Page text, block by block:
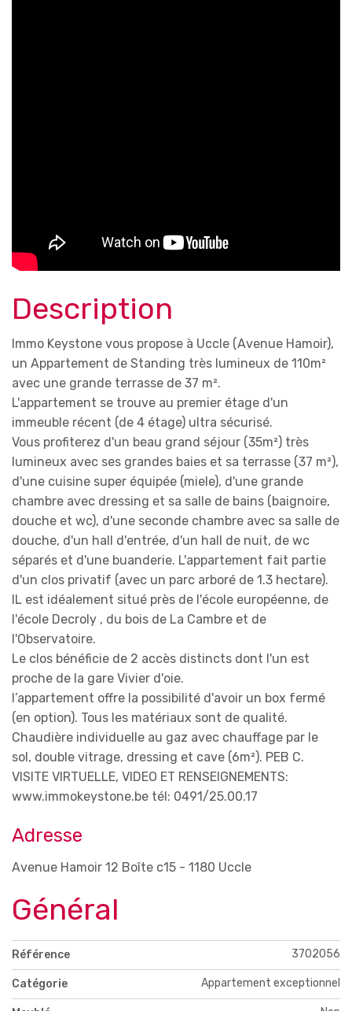
Description
Immo Keystone vous propose à Uccle (Avenue Hamoir),
un Appartement de Standing très lumineux de 110m²
avec une grande terrasse de 37 m².
L'appartement se trouve au premier étage d'un
immeuble récent (de 4 étage) ultra sécurisé.
Vous profiterez d'un beau grand séjour (35m²) très
lumineux avec ses grandes baies et sa terrasse (37 m²),
d'une cuisine super équipée (miele), d'une grande
chambre avec dressing et sa salle de bains (baignoire,
douche et wc), d'une seconde chambre avec sa salle de
douche, d'un hall d'entrée, d'un hall de nuit, de wc
séparés et d'une buanderie. L'appartement fait partie
d'un clos privatif (avec un parc arboré de 1.3 hectare).
IL est idéalement situé près de l'école européenne, de
l'école Decroly , du bois de La Cambre et de
l'Observatoire.
Le clos bénéficie de 2 accès distincts dont l'un est
proche de la gare Vivier d'oie.
l’appartement offre la possibilité d'avoir un box fermé
(en option). Tous les matériaux sont de qualité.
Chaudière individuelle au gaz avec chauffage par le
sol, double vitrage, dressing et cave (6m²). PEB C.
VISITE VIRTUELLE, VIDEO ET RENSEIGNEMENTS:
www.immokeystone.be tél: 0491/25.00.17
Adresse
Avenue Hamoir 12 Boîte c15 - 1180 Uccle
Général
Référence 3702056
Catégorie Appartement exceptionnel